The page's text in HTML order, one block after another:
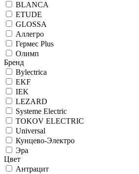
BLANCA
ETUDE
GLOSSA
Аллегро
Гермес Plus
Олимп
Бренд
Bylectrica
EKF
IEK
LEZARD
Systeme Electric
TOKOV ELECTRIC
Universal
Кунцево-Электро
Эра
Цвет
Антрацит